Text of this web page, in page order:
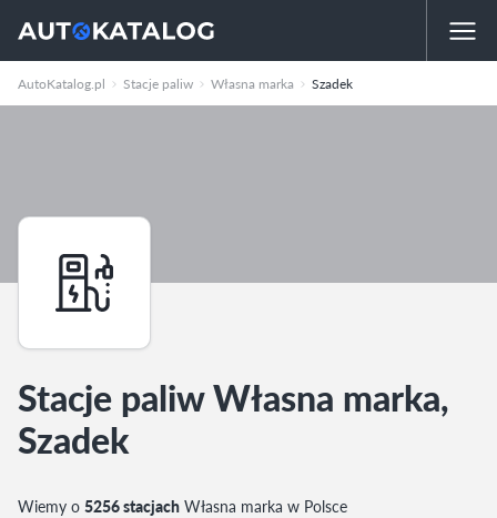
AutoKatalog.pl Stacje paliw Własna marka Szadek
Stacje paliw Własna marka,
Szadek
Wiemy o 5256 stacjach Własna marka w Polsce